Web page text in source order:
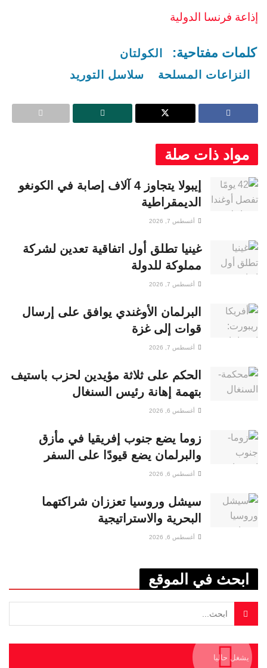
إذاعة فرنسا الدولية
كلمات مفتاحية:
الكولتان
النزاعات المسلحة
سلاسل التوريد
مواد ذات صلة
إيبولا يتجاوز 4 آلاف إصابة في الكونغو
الديمقراطية
أغسطس 7, 2026
غينيا تطلق أول اتفاقية تعدين لشركة
مملوكة للدولة
أغسطس 7, 2026
البرلمان الأوغندي يوافق على إرسال
قوات إلى غزة
أغسطس 7, 2026
الحكم على ثلاثة مؤيدين لحزب باستيف
بتهمة إهانة رئيس السنغال
أغسطس 6, 2026
زوما يضع جنوب إفريقيا في مأزق
والبرلمان يضع قيودًا على السفر
أغسطس 6, 2026
سيشل وروسيا تعززان شراكتهما
البحرية والاستراتيجية
أغسطس 6, 2026
ابحث في الموقع
يشغل حاليا